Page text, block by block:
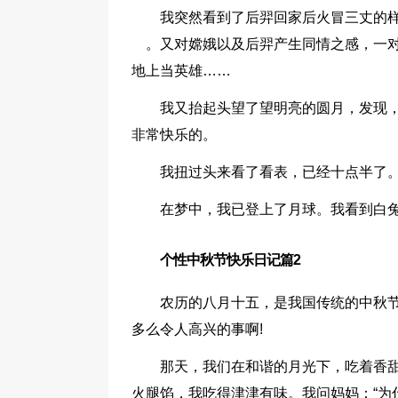
我突然看到了后羿回家后火冒三丈
。又对嫦娥以及后羿产生同情之感，一
地上当英雄……
我又抬起头望了望明亮的圆月，发现
非常快乐的。
我扭过头来看了看表，已经十点半了
在梦中，我已登上了月球。我看到
个性中秋节快乐日记篇2
农历的八月十五，是我国传统的中秋
多么令人高兴的事啊!
那天，我们在和谐的月光下，吃着香
火腿馅，我吃得津津有味。我问妈妈：“